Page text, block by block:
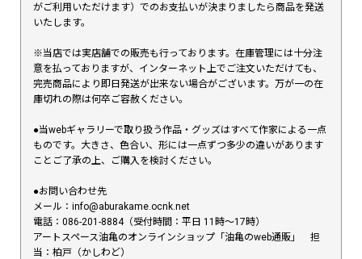
がご利用いただけます）でのお支払いが決まりましたら商品を発送
いたします。
※当店では実店舗での販売も行っております。在庫管理には十分注
意を払っておりますが、インターネット上でご注文いただけても、
完売商品により即日発送が出来ない場合がございます。万が一の在
庫切れの際は何卒ご容赦ください。
●当webギャラリーで取り扱う作品・グッズはすべて作家による一点
ものです。大きさ、色合い、形には一点ずつ多少の違いがあります
ことご了承の上、ご購入を検討ください。
●お問い合わせ先
メール：info@aburakame.ocnk.net
電話：086-201-8884（受付時間：平日 11時〜17時）
アートスペース油亀のオンラインショップ「油亀のweb通販」 担
当：柏戸（かしわど）